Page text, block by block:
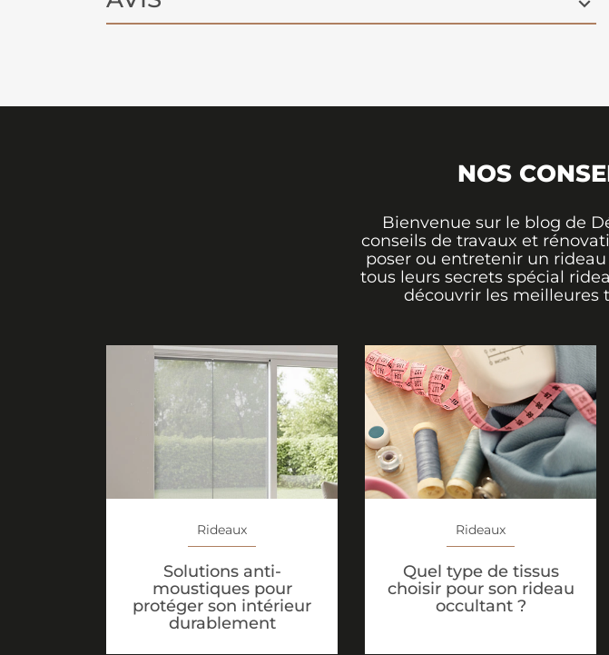
NOS
Bienvenue sur le blog de
conseils de travaux et
poser ou entretenir un
tous leurs secrets spécial
découvrir les meilleures
Rideaux
Solutions anti-
moustiques pour
protéger son intérieur
durablement
Rideaux
Quel type de tissus
choisir pour son rideau
occultant ?